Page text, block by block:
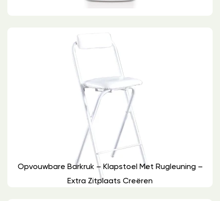
Opvouwbare Barkruk – Klapstoel Met Rugleuning –
Extra Zitplaats Creëren